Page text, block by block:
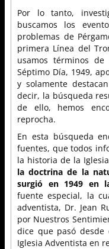
Por lo tanto,
buscamos los
problemas de
primera Línea del
usamos términos de
Séptimo Día, 1949,
y solamente
decir, la búsqueda
de ello, hemos
reprocha.
En esta búsqueda
fuentes, que todos
la historia de la
la doctrina de la
surgió en 1949 en
fuente especial, la
adventista, Dr. Jean
por Nuestros
dice que pasó
Iglesia Adventista en